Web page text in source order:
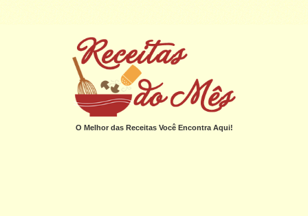
O Melhor das Receitas Você Encontra Aqui!